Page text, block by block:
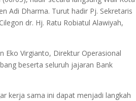
Adi Dharma. Turut hadir Pj. Sekretaris
dr. Hj. Ratu Robiatul Alawiyah,
Eko Virgianto, Direktur Operasional
beserta seluruh jajaran Bank
kerja sama ini dapat menjadi langkah